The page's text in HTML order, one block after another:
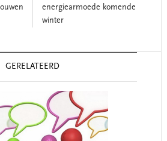
energiearmoede komende
winter
GERELATEERD